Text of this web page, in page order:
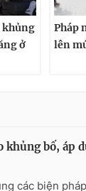
khủng
ở
Pháp
lên
khủng bố, áp
các biện